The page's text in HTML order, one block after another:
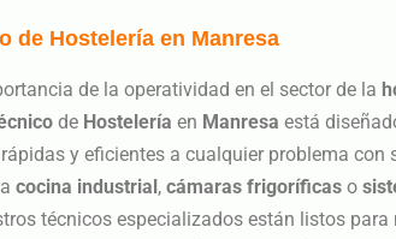
de Hostelería en Manresa
de la operatividad en el sector de la
de Hostelería en Manresa está
y eficientes a cualquier problema con
cocina industrial , cámaras frigoríficas o
técnicos especializados están listos para